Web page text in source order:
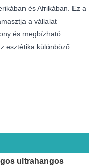
és Afrikában. Ez a
a vállalat
és megbízható
esztétika különböző
ultrahangos